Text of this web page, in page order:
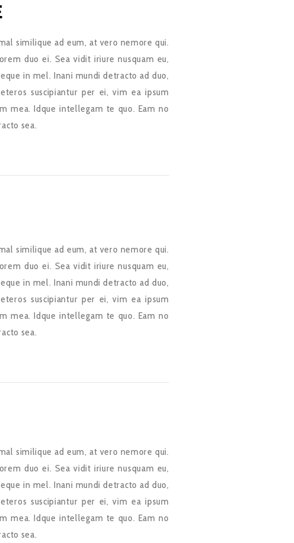
similique ad eum, at vero nemore qui.
duo ei. Sea vidit iriure nusquam eu,
in mel. Inani mundi detracto ad duo,
suscipiantur per ei, vim ea ipsum
mea. Idque intellegam te quo. Eam no
sea.
similique ad eum, at vero nemore qui.
duo ei. Sea vidit iriure nusquam eu,
in mel. Inani mundi detracto ad duo,
suscipiantur per ei, vim ea ipsum
mea. Idque intellegam te quo. Eam no
sea.
similique ad eum, at vero nemore qui.
duo ei. Sea vidit iriure nusquam eu,
in mel. Inani mundi detracto ad duo,
suscipiantur per ei, vim ea ipsum
mea. Idque intellegam te quo. Eam no
sea.